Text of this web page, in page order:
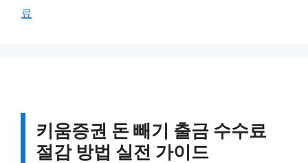
료
키움증권 돈 빼기 출금 수수료
절감 방법 실전 가이드